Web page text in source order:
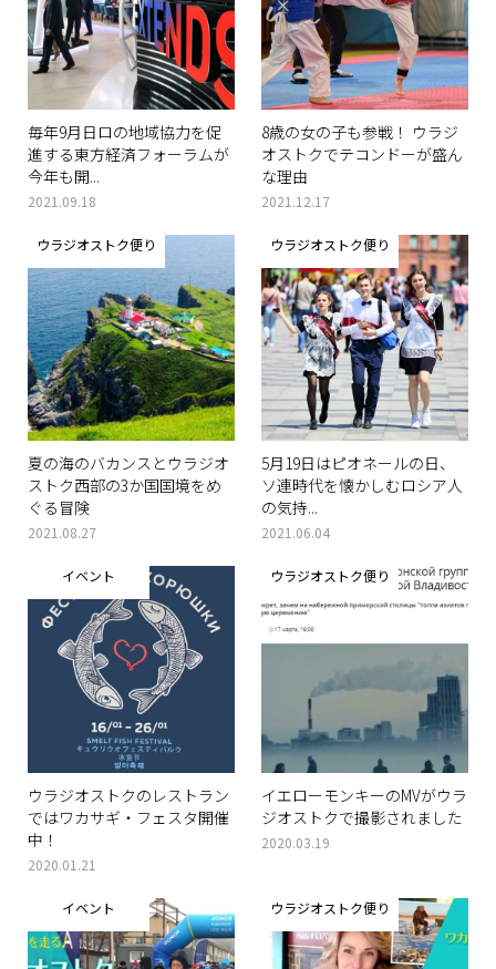
毎年9月日ロの地域協力を促
進する東方経済フォーラムが
今年も開...
2021.09.18
8歳の女の子も参戦！ ウラジ
オストクでテコンドーが盛ん
な理由
2021.12.17
ウラジオストク便り
夏の海のバカンスとウラジオ
ストク西部の3か国国境をめ
ぐる冒険
2021.08.27
ウラジオストク便り
5月19日はピオネールの日、
ソ連時代を懐かしむロシア人
の気持...
2021.06.04
イベント
ウラジオストクのレストラン
ではワカサギ・フェスタ開催
中！
2020.01.21
ウラジオストク便り
イエローモンキーのMVがウラ
ジオストクで撮影されました
2020.03.19
イベント ウラジオストク便り